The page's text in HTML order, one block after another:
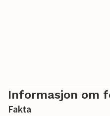
Informasjon om
Fakta